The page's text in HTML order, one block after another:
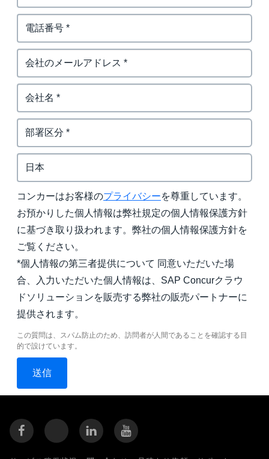
コンカーはお客様のプライバシーを尊重しています。
お預かりした個人情報は弊社規定の個人情報保護方針
に基づき取り扱われます。弊社の個人情報保護方針を
ご覧ください。
*個人情報の第三者提供について 同意いただいた場
合、入力いただいた個人情報は、SAP Concurクラウ
ドソリューションを販売する弊社の販売パートナーに
提供されます。
この質問は、スパム防止のため、訪問者が人間であることを確認する目
的で設けています。